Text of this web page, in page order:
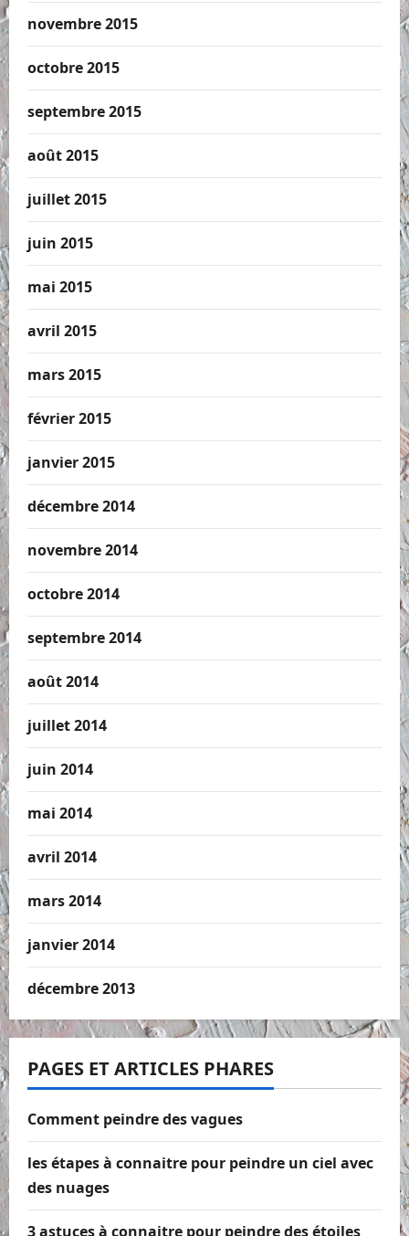
novembre 2015
octobre 2015
septembre 2015
août 2015
juillet 2015
juin 2015
mai 2015
avril 2015
mars 2015
février 2015
janvier 2015
décembre 2014
novembre 2014
octobre 2014
septembre 2014
août 2014
juillet 2014
juin 2014
mai 2014
avril 2014
mars 2014
janvier 2014
décembre 2013
PAGES ET ARTICLES PHARES
Comment peindre des vagues
les étapes à connaitre pour peindre un ciel avec
des nuages
3 astuces à connaitre pour peindre des étoiles